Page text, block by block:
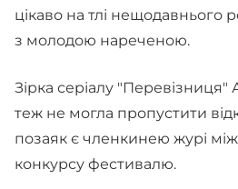
цікаво на тлі нещодавнього
з молодою нареченою.
Зірка серіалу "Перевізниця"
теж не могла пропустити
позаяк є членкинею журі
конкурсу фестивалю.